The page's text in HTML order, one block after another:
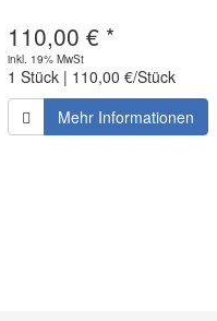
110,00 € *
inkl. 19% MwSt
1 Stück | 110,00 €/Stück
Mehr Informationen